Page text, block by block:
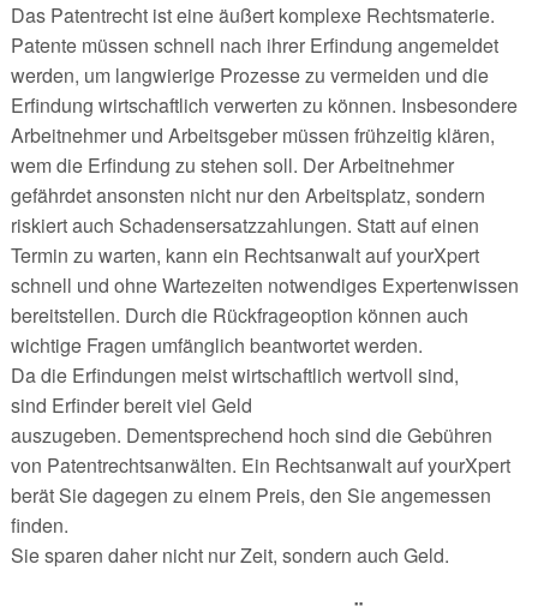
Das Patentrecht ist eine äußert komplexe Rechtsmaterie.
Patente müssen schnell nach ihrer Erfindung angemeldet
werden, um langwierige Prozesse zu vermeiden und die
Erfindung wirtschaftlich verwerten zu können. Insbesondere
Arbeitnehmer und Arbeitsgeber müssen frühzeitig klären,
wem die Erfindung zu stehen soll. Der Arbeitnehmer
gefährdet ansonsten nicht nur den Arbeitsplatz, sondern
riskiert auch Schadensersatzzahlungen. Statt auf einen
Termin zu warten, kann ein Rechtsanwalt auf yourXpert
schnell und ohne Wartezeiten notwendiges Expertenwissen
bereitstellen. Durch die Rückfrageoption können auch
wichtige Fragen umfänglich beantwortet werden.
Da die Erfindungen meist wirtschaftlich wertvoll sind,
sind Erfinder bereit viel Geld
auszugeben. Dementsprechend hoch sind die Gebühren
von Patentrechtsanwälten. Ein Rechtsanwalt auf yourXpert
berät Sie dagegen zu einem Preis, den Sie angemessen
finden.
Sie sparen daher nicht nur Zeit, sondern auch Geld.